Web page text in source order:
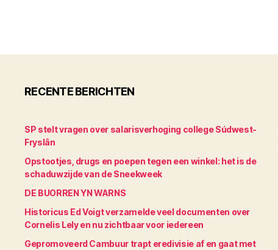
RECENTE BERICHTEN
SP stelt vragen over salarisverhoging college Súdwest-
Fryslân
Opstootjes, drugs en poepen tegen een winkel: het is de
schaduwzijde van de Sneekweek
DE BUORREN YN WARNS
Historicus Ed Voigt verzamelde veel documenten over
Cornelis Lely en nu zichtbaar voor iedereen
Gepromoveerd Cambuur trapt eredivisie af en gaat met